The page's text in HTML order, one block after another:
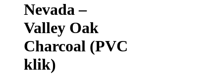
Nevada –
Valley Oak
Charcoal (PVC
klik)